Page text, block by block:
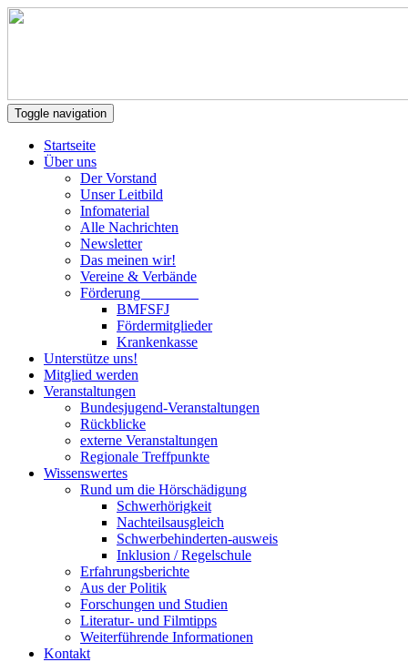
Toggle navigation
Startseite
Über uns
Der Vorstand
Unser Leitbild
Infomaterial
Alle Nachrichten
Newsletter
Das meinen wir!
Vereine & Verbände
Förderung
BMFSFJ
Fördermitglieder
Krankenkasse
Unterstütze uns!
Mitglied werden
Veranstaltungen
Bundesjugend-Veranstaltungen
Rückblicke
externe Veranstaltungen
Regionale Treffpunkte
Wissenswertes
Rund um die Hörschädigung
Schwerhörigkeit
Nachteilsausgleich
Schwerbehinderten-ausweis
Inklusion / Regelschule
Erfahrungsberichte
Aus der Politik
Forschungen und Studien
Literatur- und Filmtipps
Weiterführende Informationen
Kontakt